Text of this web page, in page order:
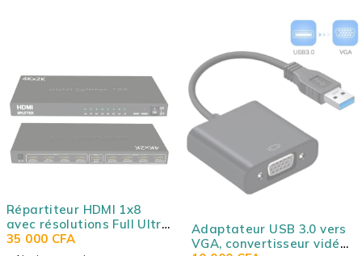
Répartiteur HDMI 1x8
avec résolutions Full Ultra
HD 4K/2K et 3D (1 en 8
35 000 CFA
Adaptateur USB 3.0 vers
VGA, convertisseur vidéo